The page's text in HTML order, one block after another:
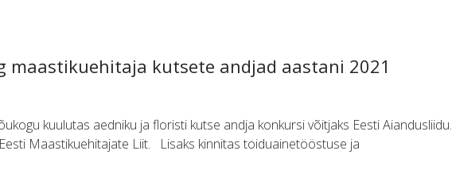
maastikuehitaja kutsete andjad aastani 2021
kuulutas aedniku ja floristi kutse andja konkursi võitjaks Eesti Aiandusliidu.
Maastikuehitajate Liit. Lisaks kinnitas toiduainetööstuse ja